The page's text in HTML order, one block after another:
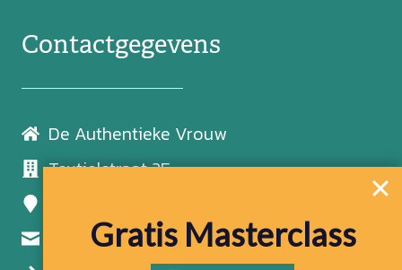
Contactgegevens
De Authentieke Vrouw
Textielstraat 2E
coaching@dianaarkeveld.nl
Gratis Masterclass